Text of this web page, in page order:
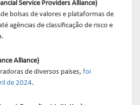
Service Providers Alliance)
bolsas de valores e plataformas de
agências de classificação de risco e
Alliance)
de diversos países, foi
de 2024.